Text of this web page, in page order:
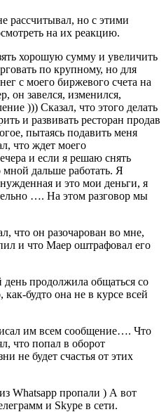
рассчитывал, но с этими
на их реакцию.
хорошую сумму и увеличить
по крупному, но для
с моего биржевого счета на
он завелся, изменился,
))) Сказал, что этого делать
и развивать ресторан продав
пытаясь подавить меня
что ждет моего
и если я решаю снять
мной дальше работать. Я
и это мои деньги, я
…. На этом разговор мы
что он разочарован во мне,
и что Маер оштрафовал его
продолжила общаться со
будто она не в курсе всей
им всем сообщение…. Что
что попал в оборот
не будет счастья от этих
Whatsapp пропали ) А вот
и Skype в сети.